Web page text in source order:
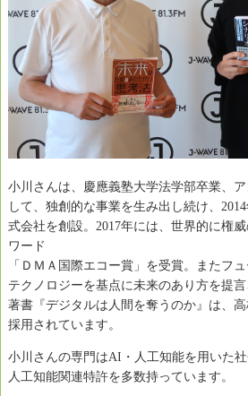
小川さんは、慶應義塾大学法学部卒業、
して、独創的な事業を生み出し続け、
式会社を創設。2017年には、世界的に権
ワード
「ＤＭＡ国際エコー賞」を受賞。またフ
テクノロジーを基点に未来のあり方を提言
著書『デジタルは人間を奪うのか』は、
採用されています。
小川さんの専門はAI・人工知能を用いた社
人工知能関連特許を多数持っています。